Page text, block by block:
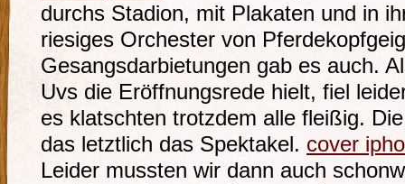
durchs Stadion, mit Plakaten und in
riesiges Orchester von
Gesangsdarbietungen gab es auch.
Uvs die Eröffnungsrede hielt, fiel
es klatschten trotzdem alle fleißig.
das letztlich das Spektakel. cover
Leider mussten wir dann auch